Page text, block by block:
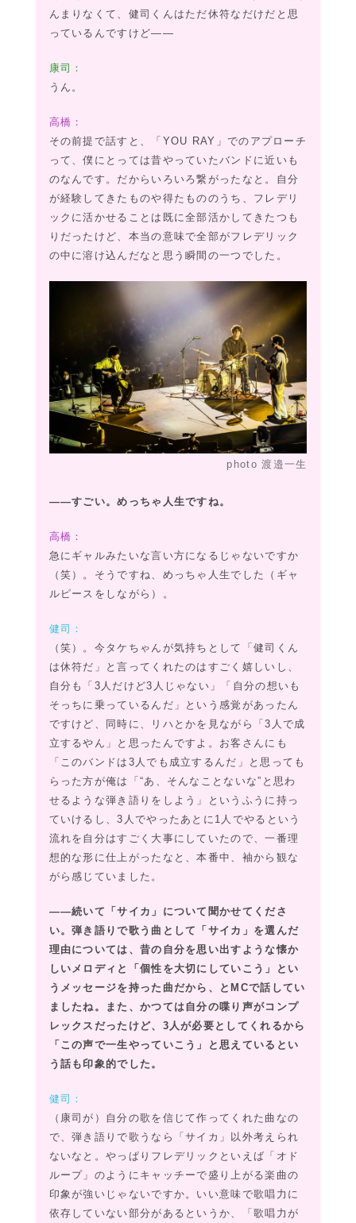
んまりなくて、健司くんはただ休符なだけだと思
っているんですけど――
康司：
うん。
高橋：
その前提で話すと、「YOU RAY」でのアプローチ
って、僕にとっては昔やっていたバンドに近いも
のなんです。だからいろいろ繋がったなと。自分
が経験してきたものや得たもののうち、フレデリ
ックに活かせることは既に全部活かしてきたつも
りだったけど、本当の意味で全部がフレデリック
の中に溶け込んだなと思う瞬間の一つでした。
photo 渡邉一生
――すごい。めっちゃ人生ですね。
高橋：
急にギャルみたいな言い方になるじゃないですか
（笑）。そうですね、めっちゃ人生でした（ギャ
ルピースをしながら）。
健司：
（笑）。今タケちゃんが気持ちとして「健司くん
は休符だ」と言ってくれたのはすごく嬉しいし、
自分も「3人だけど3人じゃない」「自分の想いも
そっちに乗っているんだ」という感覚があったん
ですけど、同時に、リハとかを見ながら「3人で成
立するやん」と思ったんですよ。お客さんにも
「このバンドは3人でも成立するんだ」と思っても
らった方が俺は「“あ、そんなことないな”と思わ
せるような弾き語りをしよう」というふうに持っ
ていけるし、3人でやったあとに1人でやるという
流れを自分はすごく大事にしていたので、一番理
想的な形に仕上がったなと、本番中、袖から観な
がら感じていました。
――続いて「サイカ」について聞かせてくださ
い。弾き語りで歌う曲として「サイカ」を選んだ
理由については、昔の自分を思い出すような懐か
しいメロディと「個性を大切にしていこう」とい
うメッセージを持った曲だから、とMCで話してい
ましたね。また、かつては自分の喋り声がコンプ
レックスだったけど、3人が必要としてくれるから
「この声で一生やっていこう」と思えているとい
う話も印象的でした。
健司：
（康司が）自分の歌を信じて作ってくれた曲なの
で、弾き語りで歌うなら「サイカ」以外考えられ
ないなと。やっぱりフレデリックといえば「オド
ループ」のようにキャッチーで盛り上がる楽曲の
印象が強いじゃないですか。いい意味で歌唱力に
依存していない部分があるというか、「歌唱力が